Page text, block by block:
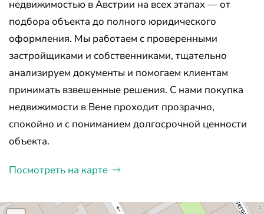
недвижимостью в Австрии на всех этапах — от
подбора объекта до полного юридического
оформления. Мы работаем с проверенными
застройщиками и собственниками, тщательно
анализируем документы и помогаем клиентам
принимать взвешенные решения. С нами покупка
недвижимости в Вене проходит прозрачно,
спокойно и с пониманием долгосрочной ценности
объекта.
Посмотреть на карте